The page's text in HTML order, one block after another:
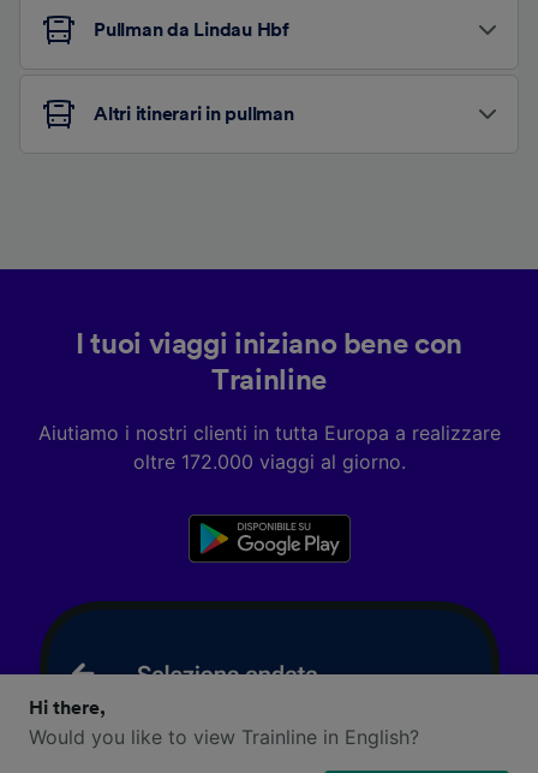
Pullman da Lindau Hbf
Altri itinerari in pullman
I tuoi viaggi iniziano bene con
Trainline
Aiutiamo i nostri clienti in tutta Europa a realizzare
oltre 172.000 viaggi al giorno.
Hi there,
Would you like to view Trainline in English?